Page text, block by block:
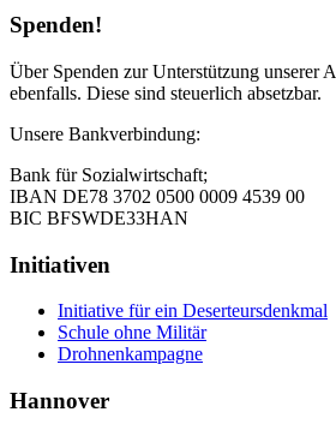
Spenden!
Über Spenden zur Unterstützung unserer
ebenfalls. Diese sind steuerlich absetzbar.
Unsere Bankverbindung:
Bank für Sozialwirtschaft;
IBAN DE78 3702 0500 0009 4539 00
BIC BFSWDE33HAN
Initiativen
Initiative für ein Deserteursdenkmal
Schule ohne Militär
Drohnenkampagne
Hannover